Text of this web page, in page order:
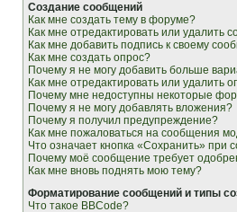
Создание сообщений
Как мне создать тему в форуме?
Как мне отредактировать или удалить
Как мне добавить подпись к своему
Как мне создать опрос?
Почему я не могу добавить больше
Как мне отредактировать или удалить
Почему мне недоступны некоторые
Почему я не могу добавлять вложения?
Почему я получил предупреждение?
Как мне пожаловаться на сообщения
Что означает кнопка «Сохранить» при
Почему моё сообщение требует
Как мне вновь поднять мою тему?
Форматирование сообщений и типы
Что такое BBCode?